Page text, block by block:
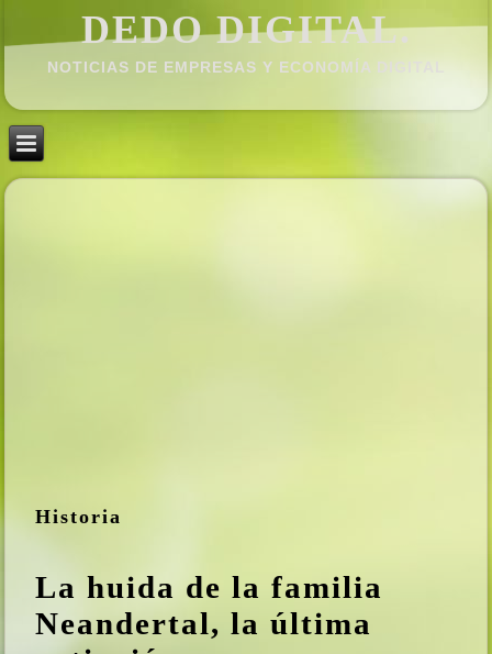
DEDO DIGITAL.
NOTICIAS DE EMPRESAS Y ECONOMÍ­A DIGITAL
Historia
La huida de la familia
Neandertal, la última